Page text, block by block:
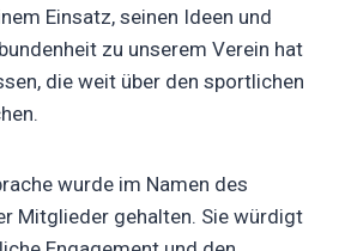
Einsatz, seinen Ideen und
zu unserem Verein hat
die weit über den sportlichen
wurde im Namen des
Mitglieder gehalten. Sie würdigt